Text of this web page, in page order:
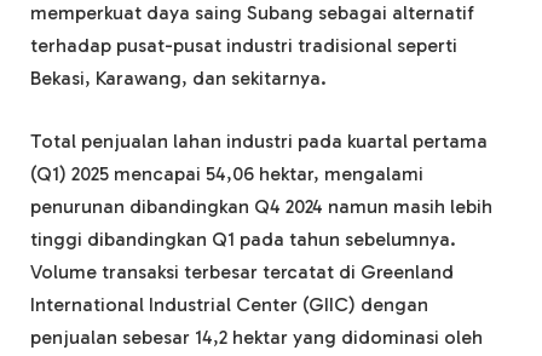
memperkuat daya saing Subang sebagai alternatif
terhadap pusat-pusat industri tradisional seperti
Bekasi, Karawang, dan sekitarnya.
Total penjualan lahan industri pada kuartal pertama
(Q1) 2025 mencapai 54,06 hektar, mengalami
penurunan dibandingkan Q4 2024 namun masih lebih
tinggi dibandingkan Q1 pada tahun sebelumnya.
Volume transaksi terbesar tercatat di Greenland
International Industrial Center (GIIC) dengan
penjualan sebesar 14,2 hektar yang didominasi oleh